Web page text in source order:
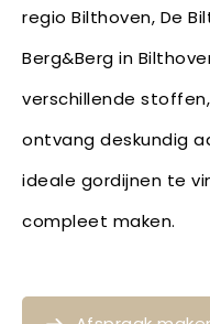
regio Bilthoven, De
Berg&Berg in
verschillende
ontvang deskundig
ideale gordijnen te
compleet maken.